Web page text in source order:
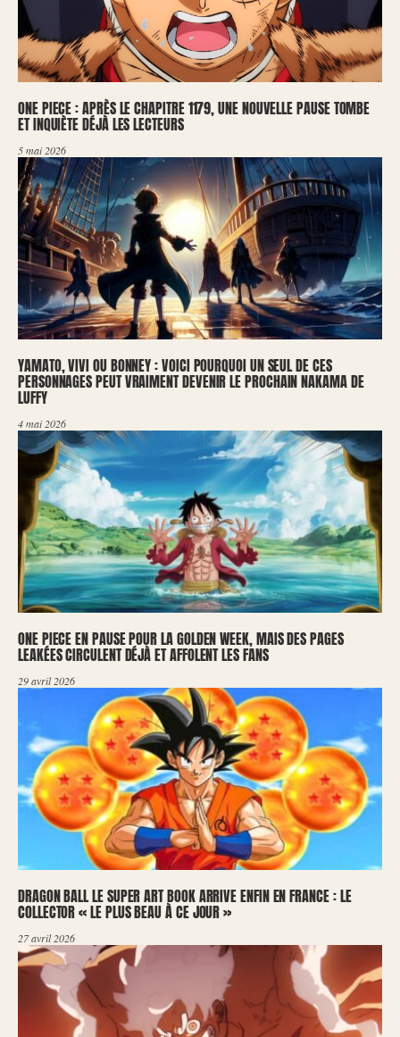
ONE PIECE : APRÈS LE CHAPITRE 1179, UNE NOUVELLE PAUSE TOMBE
ET INQUIÈTE DÉJÀ LES LECTEURS
5 mai 2026
YAMATO, VIVI OU BONNEY : VOICI POURQUOI UN SEUL DE CES
PERSONNAGES PEUT VRAIMENT DEVENIR LE PROCHAIN NAKAMA DE
LUFFY
4 mai 2026
ONE PIECE EN PAUSE POUR LA GOLDEN WEEK, MAIS DES PAGES
LEAKÉES CIRCULENT DÉJÀ ET AFFOLENT LES FANS
29 avril 2026
DRAGON BALL LE SUPER ART BOOK ARRIVE ENFIN EN FRANCE : LE
COLLECTOR « LE PLUS BEAU À CE JOUR »
27 avril 2026